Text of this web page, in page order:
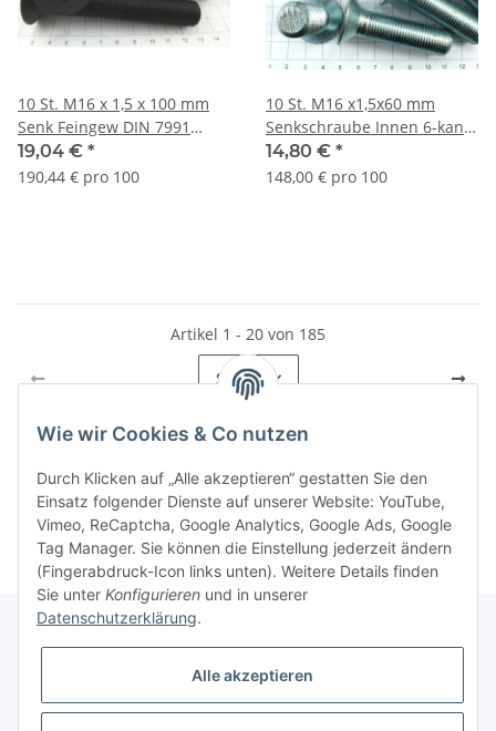
10 St. M16 x 1,5 x 100 mm
Senk Feingew DIN 7991
Innen 6-kant Lagerauflösung
S075
19,04 € *
190,44 € pro 100
10 St. M16 x1,5x60 mm
Senkschraube Innen 6-kant
Feing. DIN7991Lageraufl.
S071/60
14,80 € *
148,00 € pro 100
Artikel 1 - 20 von 185
Seite1
Kategorien
Gesetzliche Informationen
Wie wir Cookies & Co nutzen
Durch Klicken auf „Alle akzeptieren“ gestatten Sie den
Einsatz folgender Dienste auf unserer Website: YouTube,
Vimeo, ReCaptcha, Google Analytics, Google Ads, Google
Tag Manager. Sie können die Einstellung jederzeit ändern
(Fingerabdruck-Icon links unten). Weitere Details finden
Sie unter Konfigurieren und in unserer
Datenschutzerklärung.
Alle akzeptieren